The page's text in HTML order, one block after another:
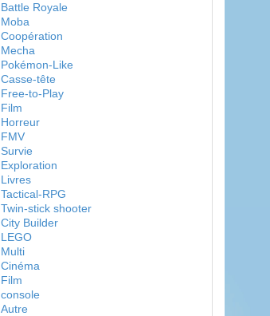
Battle Royale
Moba
Coopération
Mecha
Pokémon-Like
Casse-tête
Free-to-Play
Film
Horreur
FMV
Survie
Exploration
Livres
Tactical-RPG
Twin-stick shooter
City Builder
LEGO
Multi
Cinéma
Film
console
Autre